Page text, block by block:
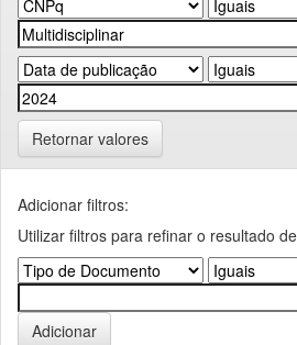
Retornar valores
Adicionar filtros:
Utilizar filtros para refinar o resultado